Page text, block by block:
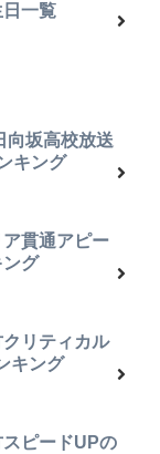
一覧
向坂高校放送
キング
ア貫通アピー
ング
クリティカル
キング
スピードUPの